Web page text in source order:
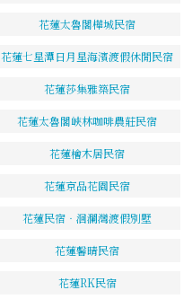
花蓮太魯閣樺城民宿
花蓮七星潭日月星海濱渡假休閒民宿
花蓮莎集雅築民宿
花蓮太魯閣峽林咖啡農莊民宿
花蓮檜木居民宿
花蓮京品花園民宿
花蓮民宿‧洄瀾灣渡假別墅
花蓮馨晴民宿
花蓮RK民宿